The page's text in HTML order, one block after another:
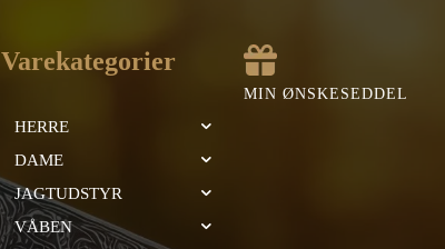
Varekategorier
HERRE
DAME
JAGTUDSTYR
VÅBEN
MIN ØNSKESEDDEL